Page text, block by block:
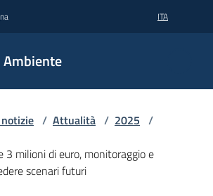
ITA
Ambiente
/ Attualità / 2025 /
milioni di euro, monitoraggio e
scenari futuri